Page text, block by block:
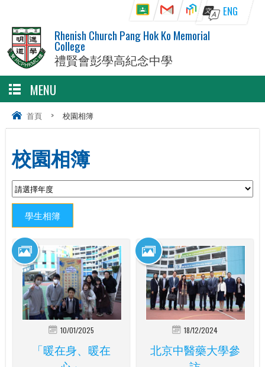
Rhenish Church Pang Hok Ko Memorial
College
禮賢會彭學高紀念中學
ENG
MENU
首頁 > 校園相簿
校園相簿
學生相簿
10/01/2025
「暖在身、暖在
18/12/2024
北京中醫藥大學參